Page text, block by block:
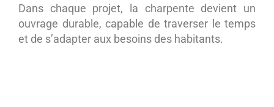
Dans chaque projet, la charpente devient un
ouvrage durable, capable de traverser le temps
et de s’adapter aux besoins des habitants.